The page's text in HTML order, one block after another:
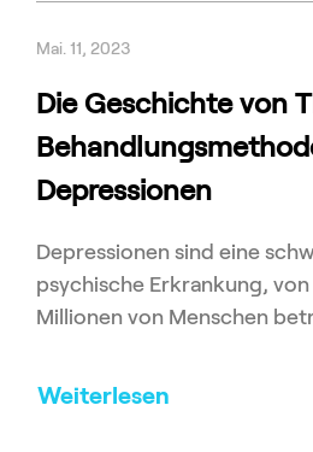
Mai. 11, 2023
Die Geschichte von
Depressionen
Depressionen sind eine
psychische Erkrankung,
Millionen von Menschen
Weiterlesen